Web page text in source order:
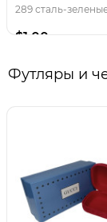
289 сталь-
$1.00
Футляры и